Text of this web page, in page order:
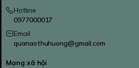
Hotline
0977000017
Email
quanaothuhuong@gmail.com
Mạng xã hội